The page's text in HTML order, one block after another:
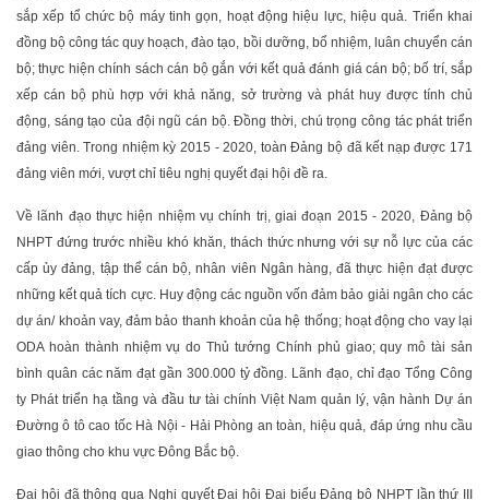
sắp xếp tổ chức bộ máy tinh gọn, hoạt động hiệu lực, hiệu quả. Triển khai
đồng bộ công tác quy hoạch, đào tạo, bồi dưỡng, bổ nhiệm, luân chuyển cán
bộ; thực hiện chính sách cán bộ gắn với kết quả đánh giá cán bộ; bố trí, sắp
xếp cán bộ phù hợp với khả năng, sở trường và phát huy được tính chủ
động, sáng tạo của đội ngũ cán bộ. Đồng thời, chú trọng công tác phát triển
đảng viên. Trong nhiệm kỳ 2015 - 2020, toàn Đảng bộ đã kết nạp được 171
đảng viên mới, vượt chỉ tiêu nghị quyết đại hội đề ra.
Về lãnh đạo thực hiện nhiệm vụ chính trị, giai đoạn 2015 - 2020, Đảng bộ
NHPT đứng trước nhiều khó khăn, thách thức nhưng với sự nỗ lực của các
cấp ủy đảng, tập thể cán bộ, nhân viên Ngân hàng, đã thực hiện đạt được
những kết quả tích cực. Huy động các nguồn vốn đảm bảo giải ngân cho các
dự án/ khoản vay, đảm bảo thanh khoản của hệ thống; hoạt động cho vay lại
ODA hoàn thành nhiệm vụ do Thủ tướng Chính phủ giao; quy mô tài sản
bình quân các năm đạt gần 300.000 tỷ đồng. Lãnh đạo, chỉ đạo Tổng Công
ty Phát triển hạ tầng và đầu tư tài chính Việt Nam quản lý, vận hành Dự án
Đường ô tô cao tốc Hà Nội - Hải Phòng an toàn, hiệu quả, đáp ứng nhu cầu
giao thông cho khu vực Đông Bắc bộ.
Đại hội đã thông qua Nghị quyết Đại hội Đại biểu Đảng bộ NHPT lần thứ III